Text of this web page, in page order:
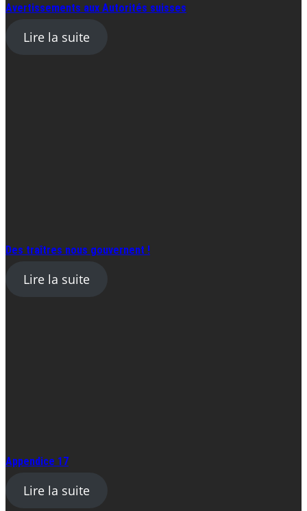
Avertissements aux Autorités suisses
Lire la suite
Des traîtres nous gouvernent !
Lire la suite
Appendice 17
Lire la suite